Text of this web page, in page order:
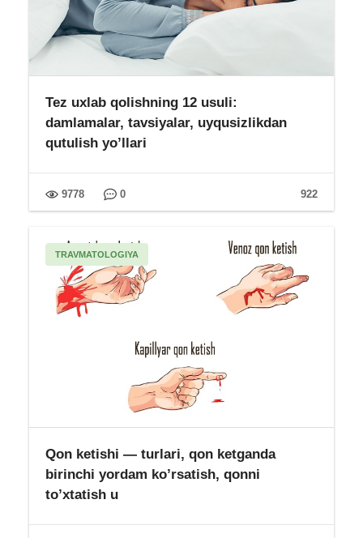
Tez uxlab qolishning 12 usuli:
damlamalar, tavsiyalar, uyqusizlikdan
qutulish yo’llari
922
9778 0
TRAVMATOLOGIYA
Qon ketishi — turlari, qon ketganda
birinchi yordam ko’rsatish, qonni
to’xtatish u